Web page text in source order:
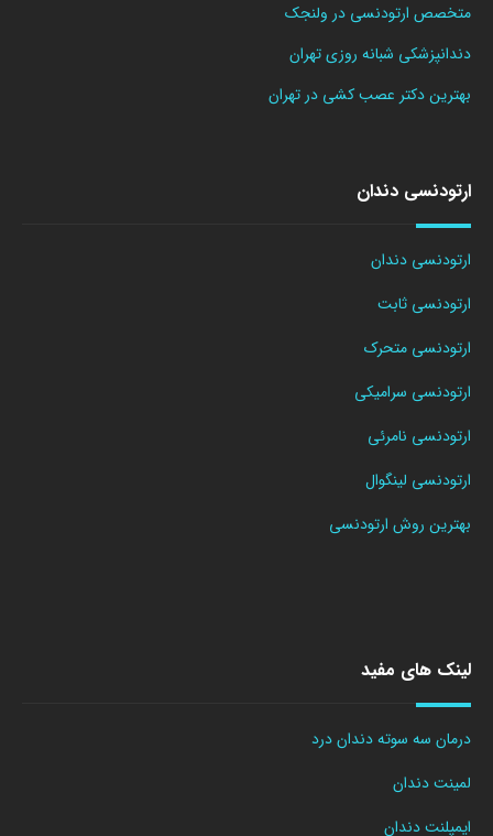
متخصص ارتودنسی در ولنجک
دندانپزشکی شبانه روزی تهران
بهترین دکتر عصب کشی در تهران
ارتودنسی دندان
ارتودنسی دندان
ارتودنسی ثابت
ارتودنسی متحرک
ارتودنسی سرامیکی
ارتودنسی نامرئی
ارتودنسی لینگوال
بهترین روش ارتودنسی
لینک های مفید
درمان سه سوته دندان درد
لمینت دندان
ایمپلنت دندان